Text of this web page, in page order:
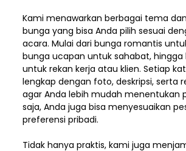
Kami menawarkan berbagai tema
bunga yang bisa Anda pilih sesuai
acara. Mulai dari bunga romantis
bunga ucapan untuk sahabat,
untuk rekan kerja atau klien. Setiap
lengkap dengan foto, deskripsi, serta
agar Anda lebih mudah menentukan
saja, Anda juga bisa menyesuaikan
preferensi pribadi.
Tidak hanya praktis, kami juga